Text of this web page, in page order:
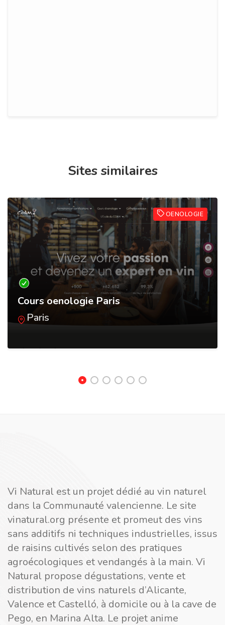
Sites similaires
OENOLOGIE
Cours oenologie Paris
Paris
Vi Natural est un projet dédié au vin naturel
dans la Communauté valencienne. Le site
vinatural.org présente et promeut des vins
sans additifs ni techniques industrielles, issus
de raisins cultivés selon des pratiques
agroécologiques et vendangés à la main. Vi
Natural propose dégustations, vente et
distribution de vins naturels d’Alicante,
Valence et Castelló, à domicile ou à la cave de
Pego, en Marina Alta. Le projet anime